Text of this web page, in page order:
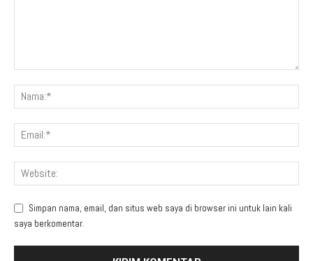
Simpan nama, email, dan situs web saya di browser ini untuk lain kali
saya berkomentar.